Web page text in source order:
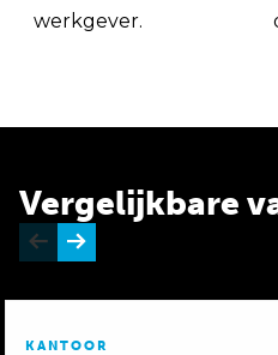
werkgever.
Vergelijkbare
KANTOOR